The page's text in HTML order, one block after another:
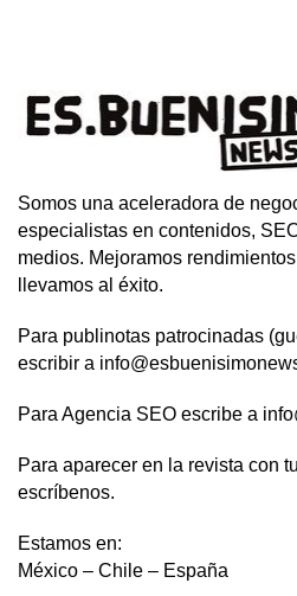
Somos una aceleradora de
especialistas en contenidos,
medios. Mejoramos
llevamos al éxito.
Para publinotas patrocinadas
escribir a
Para Agencia SEO escribe a
Para aparecer en la revista con
escríbenos.
Estamos en:
México – Chile – España